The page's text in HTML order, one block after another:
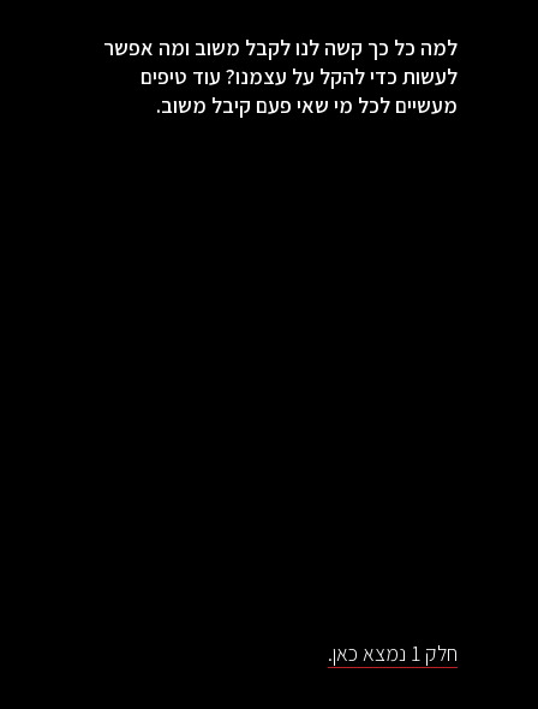
למה כל כך קשה לנו לקבל משוב ומה אפשר
לעשות כדי להקל על עצמנו? עוד טיפים
מעשיים לכל מי שאי פעם קיבל משוב.
חלק 1 נמצא כאן.